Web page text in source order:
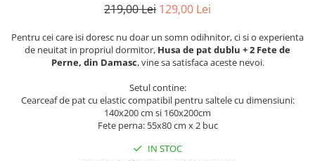
Lenjerii De Pat Jacquard
Lenjerii De Pat Catifea
Lenjerii De Pat Cocolino
Artificiala De Iepure, 6 Piese, 2
Persoane
Set Lenjerie Pat Blanita Iepure, 6
Piese, Cu Pilota Inclusa
Lenjerii De Pat Premium Collection
219,00 Lei 129,00 Lei
Pentru cei care isi doresc nu doar un somn odihnitor, ci si o experienta
de neuitat in propriul dormitor, Husa de pat dublu + 2 Fete de
Perne, din Damasc, vine sa satisfaca aceste nevoi.
Setul contine:
Cearceaf de pat cu elastic compatibil pentru saltele cu dimensiuni:
140x200 cm si 160x200cm
Fete perna: 55x80 cm x 2 buc
IN STOC